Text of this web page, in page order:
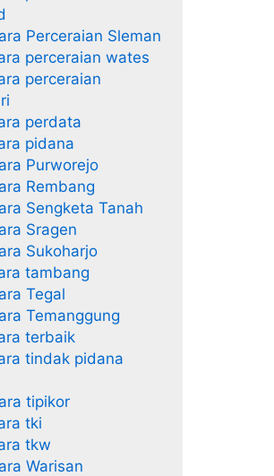
Perceraian Sleman
perceraian wates
perceraian
perdata
pidana
Purworejo
Rembang
Sengketa Tanah
Sragen
Sukoharjo
tambang
Tegal
Temanggung
terbaik
tindak pidana
tipikor
tki
tkw
Warisan